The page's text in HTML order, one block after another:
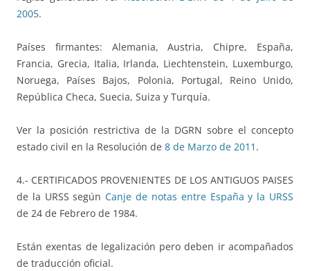
2005.
Países firmantes: Alemania, Austria, Chipre, España,
Francia, Grecia, Italia, Irlanda, Liechtenstein, Luxemburgo,
Noruega, Países Bajos, Polonia, Portugal, Reino Unido,
República Checa, Suecia, Suiza y Turquía.
Ver la posición restrictiva de la DGRN sobre el concepto
estado civil en la Resolución de 8 de Marzo de 2011 .
4.- CERTIFICADOS PROVENIENTES DE LOS ANTIGUOS PAISES
de la URSS segúnCanje de notas entre España y la URSS
de 24 de Febrero de 1984.
Están exentas de legalización pero deben ir acompañados
de traducción oficial.